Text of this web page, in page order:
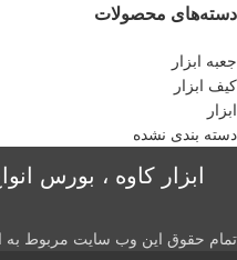
دسته‌های محصولات
جعبه ابزار
کیف ابزار
ابزار
دسته بندی نشده
ابزار کاوه ، بورس
تمام حقوق این وب سایت مربوط به